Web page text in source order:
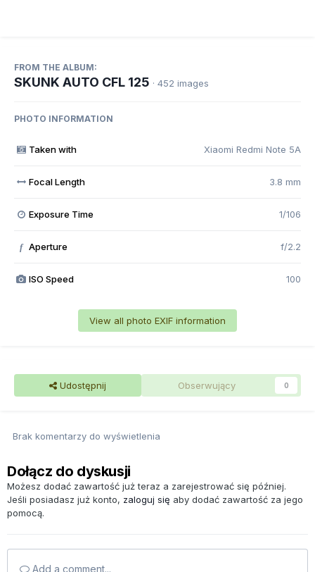
FROM THE ALBUM:
SKUNK AUTO CFL 125 · 452 images
PHOTO INFORMATION
Taken with Xiaomi Redmi Note 5A
Focal Length 3.8 mm
Exposure Time 1/106
f Aperture f/2.2
ISO Speed 100
View all photo EXIF information
Udostępnij Obserwujący 0
Brak komentarzy do wyświetlenia
Dołącz do dyskusji
Możesz dodać zawartość już teraz a zarejestrować się później.
Jeśli posiadasz już konto, zaloguj się aby dodać zawartość za jego
pomocą.
Add a comment...